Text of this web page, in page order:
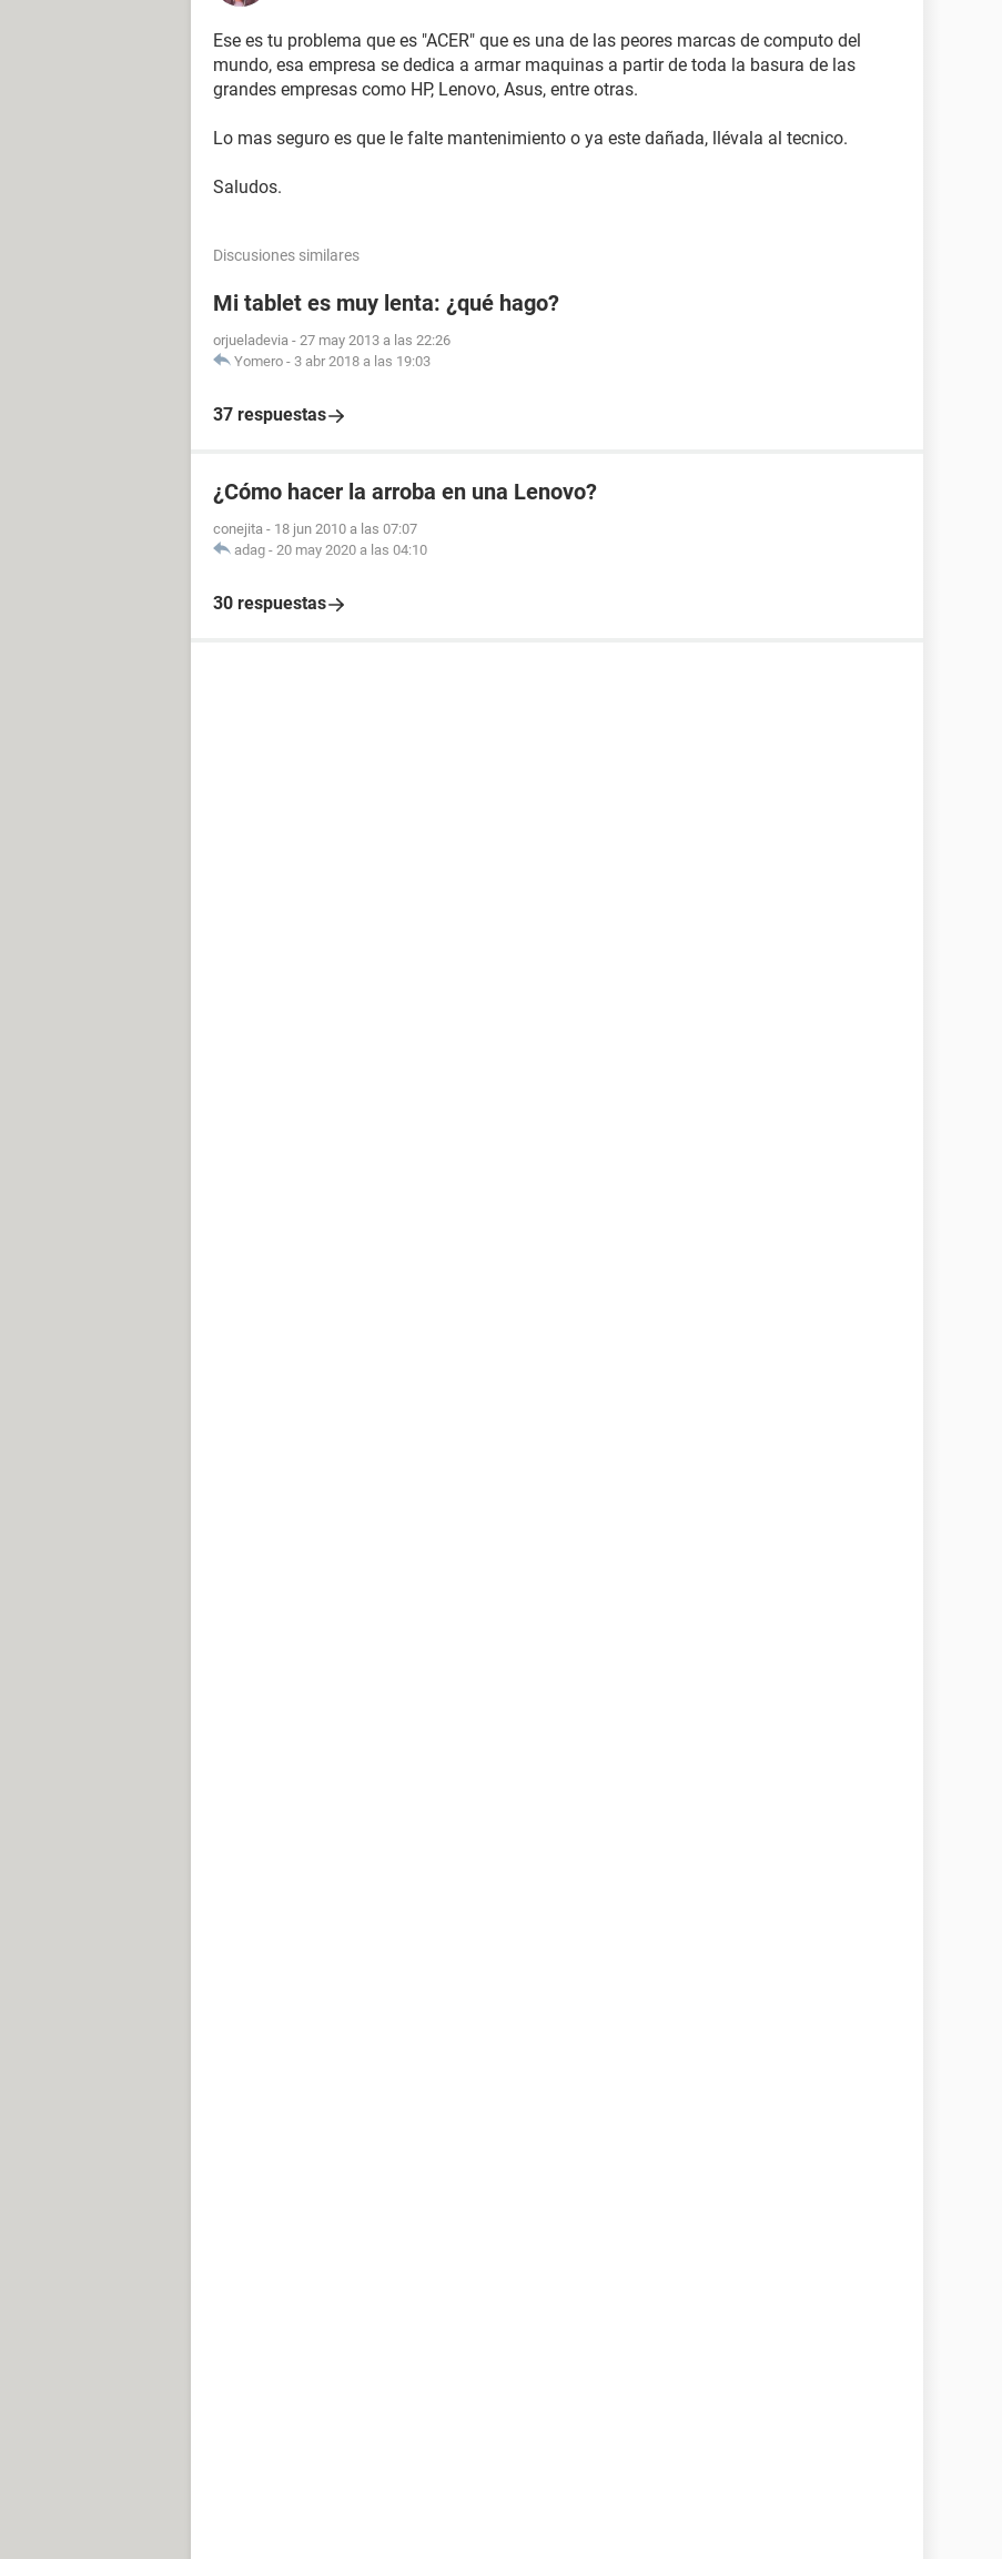
Ese es tu problema que es "ACER" que es una de las peores marcas de computo del
mundo, esa empresa se dedica a armar maquinas a partir de toda la basura de las
grandes empresas como HP, Lenovo, Asus, entre otras.
Lo mas seguro es que le falte mantenimiento o ya este dañada, llévala al tecnico.
Saludos.
Discusiones similares
Mi tablet es muy lenta: ¿qué hago?
orjueladevia - 27 may 2013 a las 22:26
Yomero - 3 abr 2018 a las 19:03
37 respuestas
¿Cómo hacer la arroba en una Lenovo?
conejita - 18 jun 2010 a las 07:07
adag - 20 may 2020 a las 04:10
30 respuestas